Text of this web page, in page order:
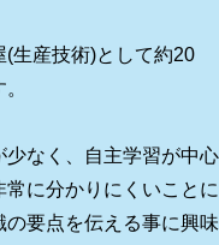
生産技術)として約20
なく、自主学習が中心
に分かりにくいことに
要点を伝える事に興味